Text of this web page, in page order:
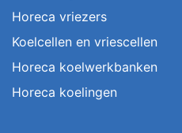
Horeca vriezers
Koelcellen en vriescellen
Horeca koelwerkbanken
Horeca koelingen